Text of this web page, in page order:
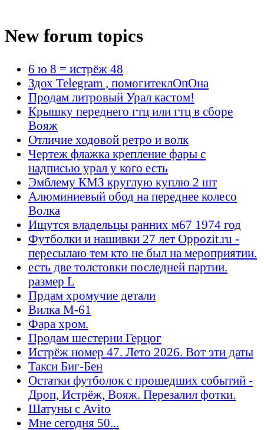
New forum topics
6 ю 8 = истрёж 48
Здох Telegram , помогитеклОпОна
Продам литровый Урал кастом!
Крышку переднего гтц или гтц в сборе
Вояж
Отличие ходовой ретро и волк
Чертеж флажка крепление фары с
надписью урал у кого есть
Эмблему КМЗ круглую куплю 2 шт
Алюминиевый обод на переднее колесо
Волка
Ищутся владельцы ранних м67 1974 год
Футболки и нашивки 27 лет Oppozit.ru -
пересылаю тем кто не был на мероприятии.
есть две толстовки последней партии.
размер L
Прдам хромучие детали
Вилка М-61
Фара хром.
Продам шестерни Герцог
Истрёж номер 47. Лето 2026. Вот эти даты
Такси Биг-Бен
Остатки футболок с прошедших событий -
Дроп, Истрёж, Вояж. Перезалил фотки.
Шатуны с Avito
Мне сегодня 50...